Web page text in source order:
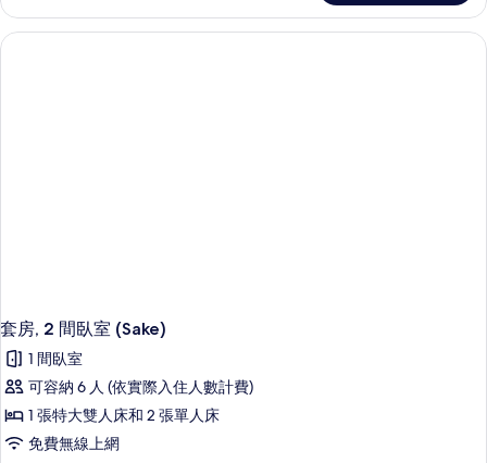
客
房
(Premium)
套房, 2 間臥室 (Sake)
1 間臥室
可容納 6 人 (依實際入住人數計費)
1 張特大雙人床和 2 張單人床
免費無線上網